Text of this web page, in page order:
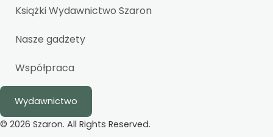
Książki Wydawnictwo Szaron
Nasze gadżety
Współpraca
Wydawnictwo
© 2026 Szaron. All Rights Reserved.